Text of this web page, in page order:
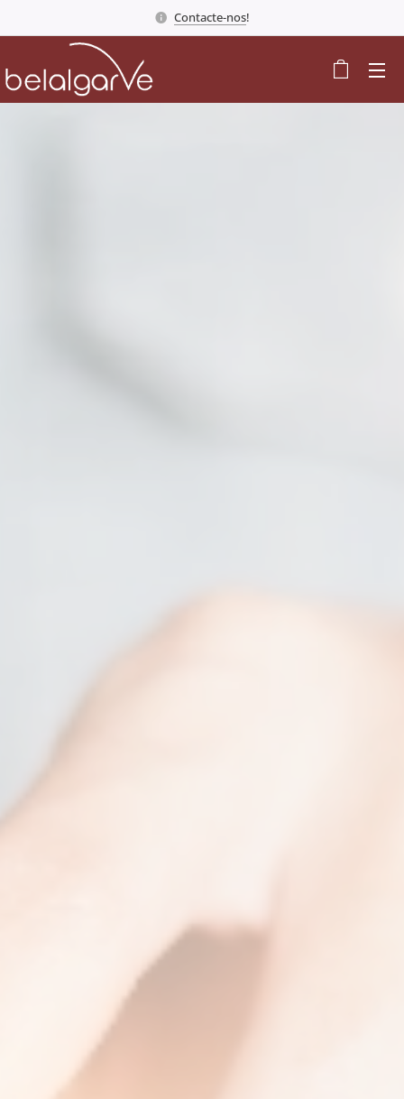
Contacte-nos!